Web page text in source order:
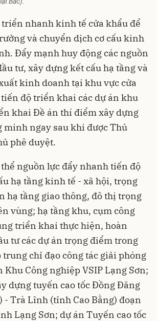
nhanh kinh tế cửa khẩu để
và chuyển dịch cơ cấu kinh
Đẩy mạnh huy động các nguồn
tư, xây dựng kết cấu hạ tầng và
kinh doanh tại khu vực cửa
độ triển khai các dự án khu
khai Đề án thí điểm xây dựng
minh ngay sau khi được Thủ
phê duyệt.
nguồn lực đẩy nhanh tiến độ
hạ tầng kinh tế - xã hội, trọng
hạ tầng giao thông, đô thị trọng
vùng; hạ tầng khu, cụm công
triển khai thực hiện, hoàn
tư các dự án trọng điểm trong
trung chỉ đạo công tác giải phóng
Khu Công nghiệp VSIP Lạng Sơn;
dựng tuyến cao tốc Đồng Đăng
- Trà Lĩnh (tỉnh Cao Bằng) đoạn
Lạng Sơn; dự án Tuyến cao tốc